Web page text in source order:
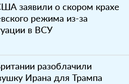
заявили о скором крахе
режима из-за
в ВСУ
разоблачили
Ирана для Трампа